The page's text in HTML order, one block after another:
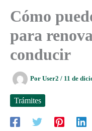
Cómo
para
conducir
Por User2 / 11 de
Trámites